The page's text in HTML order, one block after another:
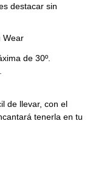
destacar sin
Wear
de 30º.
de llevar, con el
tenerla en tu